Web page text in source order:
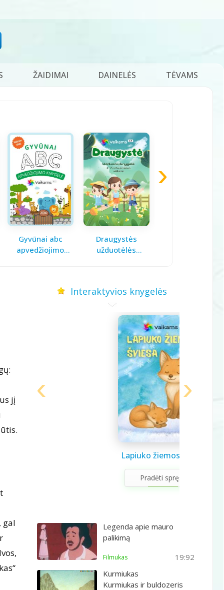
ŽAIDIMAI DAINELĖS TĖVAMS
Gyvūnai abc
apvedžiojimo
Draugystės
užduotėlės
jį
gal
Interaktyvios knygelės
Lapiuko žiemos šviesa
Pradėti spręsti
Žiemos saulėgįžos
knygelė
Aš galiu rinktis
Saulės sistema vaikams
Sveikuolio užduotėlės
vaikams
Gyvūnai abc
apvedžiojimo knygelė
Draugystės užduotėlės
vaikams
Pavasario laiškas
mamai
Velykų užduotėlės
Gerumo advento
kalendorius
Legenda apie mauro
palikimą
19:92
Filmukas
Kurmiukas
Kurmiukas ir buldozeris